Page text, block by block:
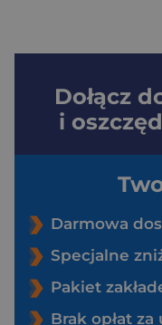
Dołącz
i
Darmowa
Specjalne
Pakiet
Brak opłat